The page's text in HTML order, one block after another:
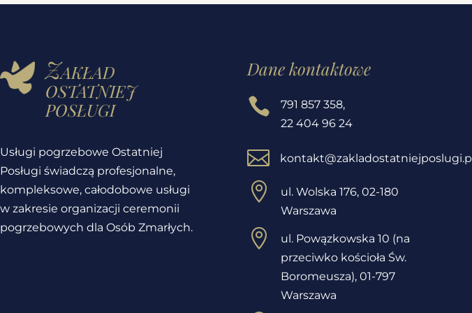
Zakład
ostatniej
posługi
Usługi pogrzebowe Ostatniej
Posługi świadczą profesjonalne,
kompleksowe, całodobowe usługi
w zakresie organizacji ceremonii
pogrzebowych dla Osób Zmarłych.
Dane kontaktowe

791 857 358,
22 404 96 24
 kontakt@zakladostatniejposlugi.pl

ul. Wolska 176, 02-180
Warszawa

ul. Powązkowska 10 (na
przeciwko kościoła Św.
Boromeusza), 01-797
Warszawa